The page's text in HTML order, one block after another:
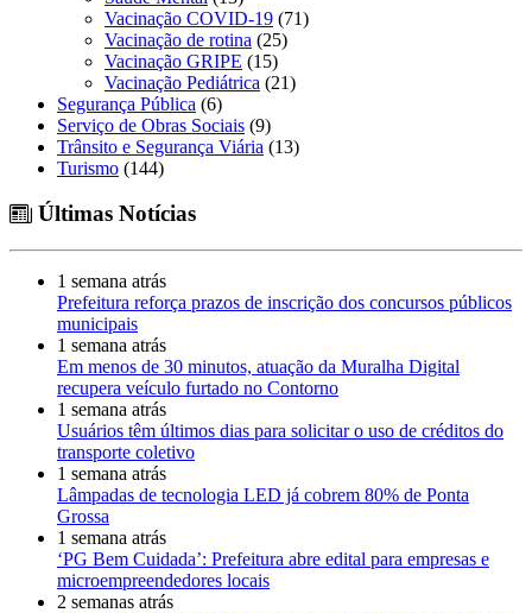
Vacinação COVID-19 (71)
Vacinação de rotina (25)
Vacinação GRIPE (15)
Vacinação Pediátrica (21)
Segurança Pública (6)
Serviço de Obras Sociais (9)
Trânsito e Segurança Viária (13)
Turismo (144)
Últimas Notícias
1 semana atrás
Prefeitura reforça prazos de inscrição dos concursos públicos
municipais
1 semana atrás
Em menos de 30 minutos, atuação da Muralha Digital
recupera veículo furtado no Contorno
1 semana atrás
Usuários têm últimos dias para solicitar o uso de créditos do
transporte coletivo
1 semana atrás
Lâmpadas de tecnologia LED já cobrem 80% de Ponta
Grossa
1 semana atrás
‘PG Bem Cuidada’: Prefeitura abre edital para empresas e
microempreendedores locais
2 semanas atrás